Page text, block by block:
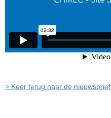
> Keer terug naar de nieuwsbrief